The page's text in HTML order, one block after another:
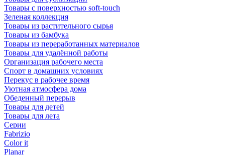
Товары с поверхностью soft-touch
Зеленая коллекция
Товары из растительного сырья
Товары из бамбука
Товары из переработанных материалов
Товары для удалённой работы
Организация рабочего места
Спорт в домашних условиях
Перекус в рабочее время
Уютная атмосфера дома
Обеденный перерыв
Товары для детей
Товары для лета
Серии
Fabrizio
Color it
Planar